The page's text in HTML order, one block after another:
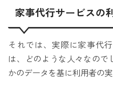
家事代行サービスの
それでは、実際に家事代
は、どのような人々なので
かのデータを基に利用者の